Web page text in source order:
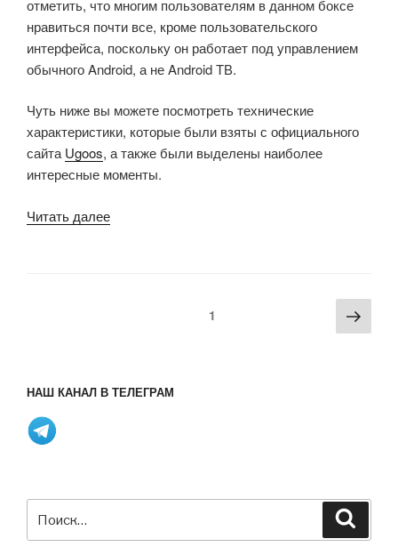
отметить, что многим пользователям в данном боксе
нравиться почти все, кроме пользовательского
интерфейса, поскольку он работает под управлением
обычного Android, а не Android ТВ.
Чуть ниже вы можете посмотреть технические
характеристики, которые были взяты с официального
сайта Ugoos, а также были выделены наиболее
интересные моменты.
Читать далее«Обзор
и
1
НАШ КАНАЛ В ТЕЛЕГРАМ